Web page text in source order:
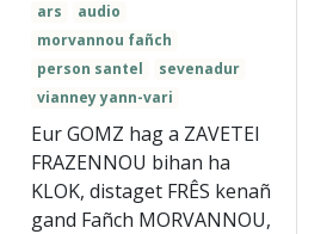
ars
audio
morvannou fañch
person santel
sevenadur
vianney yann-vari
Eur GOMZ hag a ZAVETEI
FRAZENNOU bihan ha
KLOK, distaget FRÊS kenañ
gand Fañch MORVANNOU,